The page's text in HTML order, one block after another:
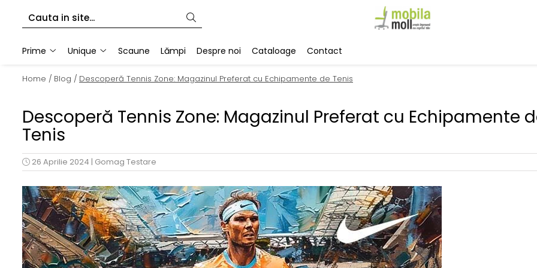
Adiționale
Accesorii
Adiționale
Accesorii
Prime Unique Scaune Lămpi Despre noi Cataloage Contact
Home / Blog / Descoperă Tennis Zone: Magazinul Preferat cu Echipamente de Tenis
Descoperă Tennis Zone: Magazinul Preferat cu Echipamente
Tenis
26 Aprilie 2024 | Gomag Testare